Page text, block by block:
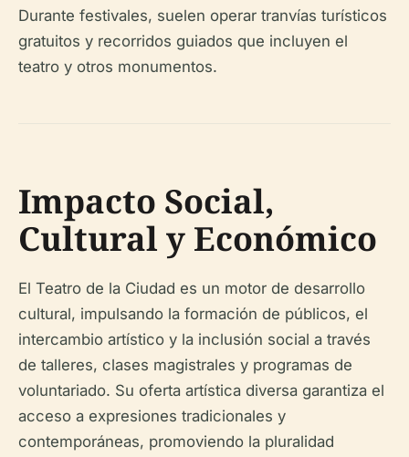
Durante festivales, suelen operar tranvías turísticos
gratuitos y recorridos guiados que incluyen el
teatro y otros monumentos.
Impacto Social,
Cultural y Económico
El Teatro de la Ciudad es un motor de desarrollo
cultural, impulsando la formación de públicos, el
intercambio artístico y la inclusión social a través
de talleres, clases magistrales y programas de
voluntariado. Su oferta artística diversa garantiza el
acceso a expresiones tradicionales y
contemporáneas, promoviendo la pluralidad